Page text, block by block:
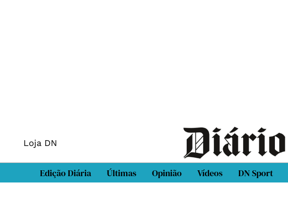
Loja DN
Edição Diária Últimas Opinião Vídeos DN Sport